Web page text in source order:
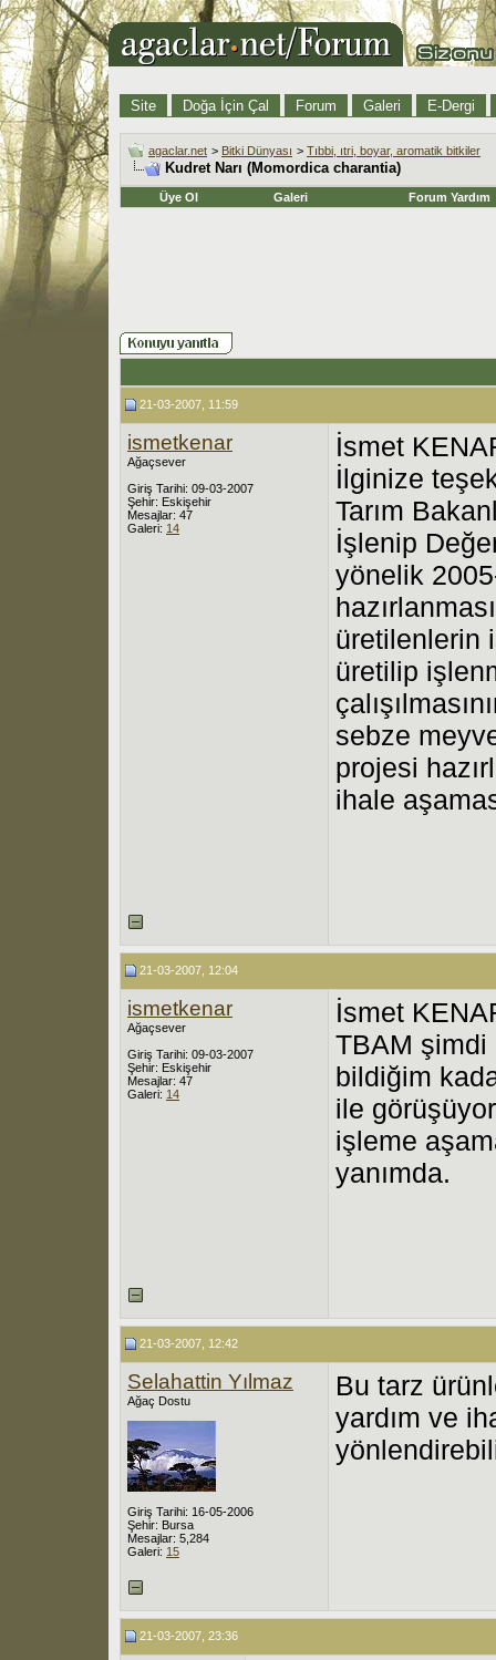
Site Doğa İçin Çal Forum Galeri E-Dergi
agaclar.net > Bitki Dünyası > Tıbbi, ıtri, boyar, aromatik bitkiler
Kudret Narı (Momordica charantia)
Üye Ol Galeri Forum Yardım
21-03-2007, 11:59
ismetkenar
Ağaçsever
Giriş Tarihi: 09-03-2007
Şehir: Eskişehir
Mesajlar: 47
Galeri: 14
İsmet
İlginize
Tarım
İşlenip
yönelik
üretilenlerin
üretilip
sebze
projesi
ihale
21-03-2007, 12:04
ismetkenar
Ağaçsever
Giriş Tarihi: 09-03-2007
Şehir: Eskişehir
Mesajlar: 47
Galeri: 14
İsmet
TBAM şimdi
bildiğim
ile
işleme
yanımda.
21-03-2007, 12:42
Selahattin Yılmaz
Ağaç Dostu
Giriş Tarihi: 16-05-2006
Şehir: Bursa
Mesajlar: 5,284
Galeri: 15
Bu tarz
yardım ve
21-03-2007, 23:36